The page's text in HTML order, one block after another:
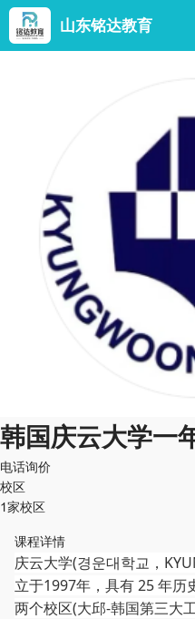
山东铭达教育
韩国庆云大学一
电话询价
校区
1家校区
课程详情
庆云大学(경운대학교，
立于1997年，具有 25 年历
两个校区(大邱-韩国第三大